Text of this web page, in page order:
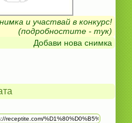
и участвай в конкурс!
(подробностите - тук)
Добави нова снимка